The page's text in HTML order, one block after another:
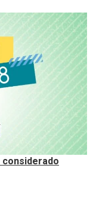
considerado